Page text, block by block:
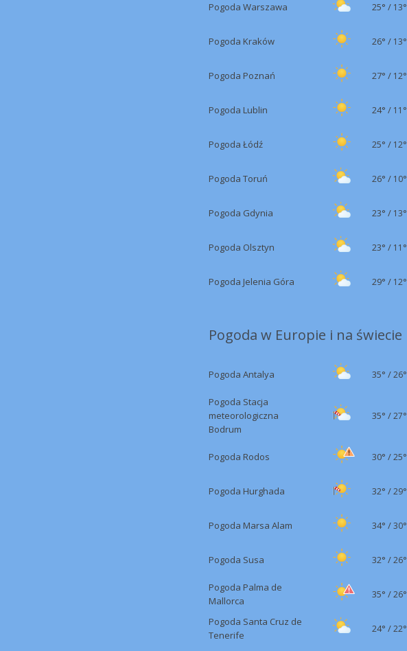
Pogoda Warszawa 25° / 13°
Pogoda Kraków 26° / 13°
Pogoda Poznań 27° / 12°
Pogoda Lublin 24° / 11°
Pogoda Łódź 25° / 12°
Pogoda Toruń 26° / 10°
Pogoda Gdynia 23° / 13°
Pogoda Olsztyn 23° / 11°
Pogoda Jelenia Góra 29° / 12°
Pogoda w Europie i na świecie
Pogoda Antalya 35° /26°
Pogoda Stacja
meteorologiczna
Bodrum
35° /27°
Pogoda Rodos 30° /25°
Pogoda Hurghada 32° /29°
Pogoda Marsa Alam 34° /30°
Pogoda Susa 32° /26°
Pogoda Palma de
Mallorca
35° /26°
Pogoda Santa Cruz de
Tenerife
24° /22°